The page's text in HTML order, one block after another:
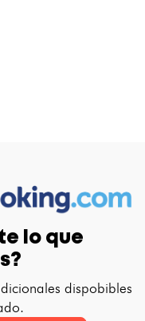
lo que
dispobibles